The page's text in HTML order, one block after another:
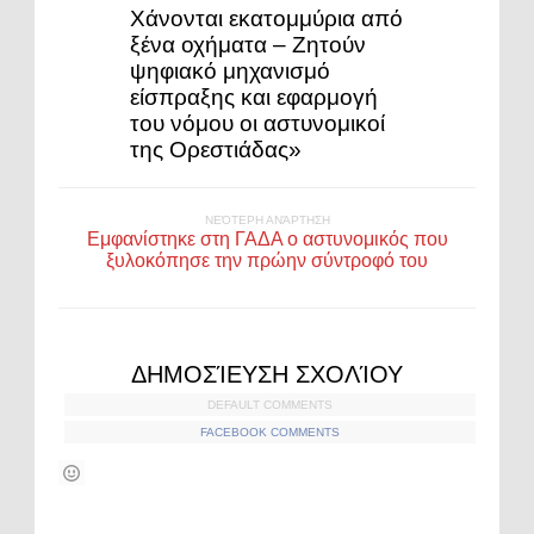
Χάνονται εκατομμύρια από
ξένα οχήματα – Ζητούν
ψηφιακό μηχανισμό
είσπραξης και εφαρμογή
του νόμου οι αστυνομικοί
της Ορεστιάδας»
ΝΕΌΤΕΡΗ ΑΝΆΡΤΗΣΗ
Εμφανίστηκε στη ΓΑΔΑ ο αστυνομικός που
ξυλοκόπησε την πρώην σύντροφό του
ΔΗΜΟΣΊΕΥΣΗ ΣΧΟΛΊΟΥ
DEFAULT COMMENTS
FACEBOOK COMMENTS